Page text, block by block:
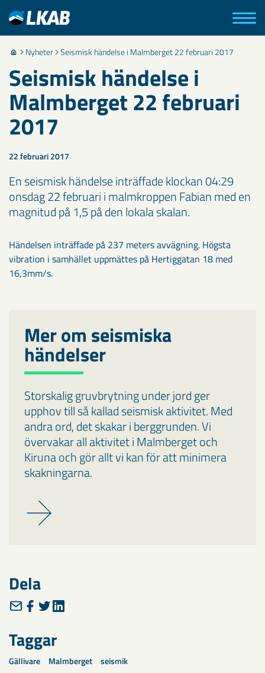
Nyheter Seismisk händelse i Malmberget 22 februari 2017
Seismisk händelse i
Malmberget 22 februari
2017
22 februari 2017
En seismisk händelse inträffade klockan 04:29
onsdag 22 februari i malmkroppen Fabian med en
magnitud på 1,5 på den lokala skalan.
Händelsen inträffade på 237 meters avvägning. Högsta
vibration i samhället uppmättes på Hertiggatan 18 med
16,3mm/s.
Mer om seismiska
händelser
Storskalig gruvbrytning under jord ger
upphov till så kallad seismisk aktivitet. Med
andra ord, det skakar i berggrunden. Vi
övervakar all aktivitet i Malmberget och
Kiruna och gör allt vi kan för att minimera
skakningarna.
Dela
Taggar
Gällivare Malmberget seismik